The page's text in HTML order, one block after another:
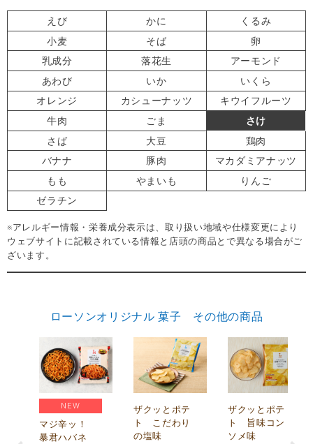
えび かに
くるみ
小麦
そば
卵
乳成分
落花生
アーモンド
あわび
いか
いくら
オレンジ
カシューナッツ
キウイフルーツ
牛肉
ごま
さけ
さば
大豆
鶏肉
バナナ
豚肉
マカダミアナッツ
もも
やまいも
りんご
ゼラチン
※アレルギー情報・栄養成分表示は、取り扱い地域や仕様変更により
ウェブサイトに記載されている情報と店頭の商品とで異なる場合がご
ざいます。
ローソンオリジナル 菓子 その他の商品
NEW
マジ辛ッ！
暴君ハバネ
ザクッとポテ
ト こだわり
の塩味
ザクッとポテ
ト 旨味コン
ソメ味